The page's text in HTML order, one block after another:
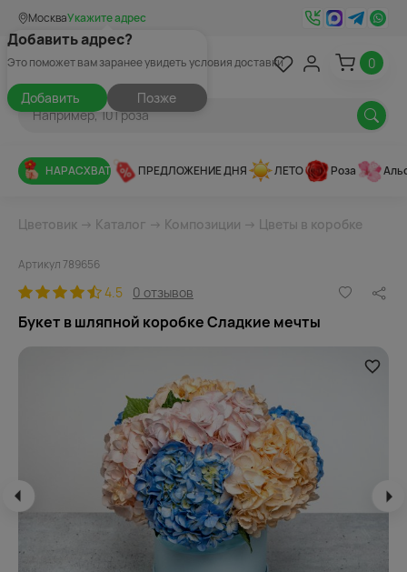
МоскваУкажите адрес
Добавить адрес?
Это поможет вам заранее увидеть условия доставки
Добавить Позже
0
НАРАСХВАТ ПРЕДЛОЖЕНИЕ ДНЯ ЛЕТО Роза
Цветовик → Каталог → Композиции → Цветы в коробке
Артикул 789656
4.5 0 отзывов
Букет в шляпной коробке Сладкие мечты